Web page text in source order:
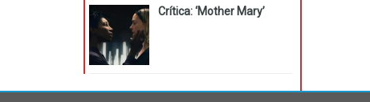
Crítica: ‘Mother Mary’